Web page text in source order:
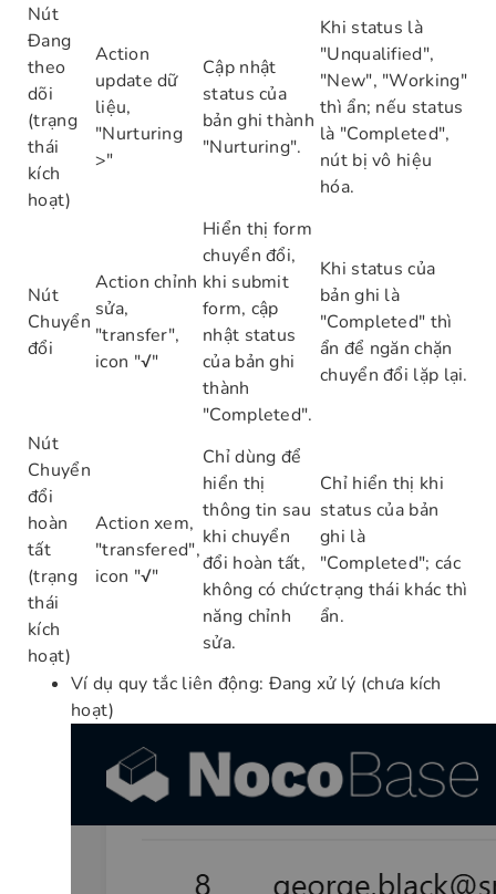
Nút
Đang
theo
dõi
(trạng
thái
kích
hoạt)
Action
update dữ
liệu,
"Nurturing
>"
Cập nhật
status của
bản ghi thành
"Nurturing".
Khi status là
"Unqualified",
"New", "Working"
thì ẩn; nếu status
là "Completed",
nút bị vô hiệu
hóa.
Nút
Chuyển
đổi
Action chỉnh
sửa,
"transfer",
icon "√"
Hiển thị form
chuyển đổi,
khi submit
form, cập
nhật status
của bản ghi
thành
"Completed".
Khi status của
bản ghi là
"Completed" thì
ẩn để ngăn chặn
chuyển đổi lặp lại.
Nút
Chuyển
đổi
hoàn
tất
(trạng
thái
kích
hoạt)
Action xem,
"transfered",
icon "√"
Chỉ dùng để
hiển thị
thông tin sau
khi chuyển
đổi hoàn tất,
không có chức
năng chỉnh
sửa.
Chỉ hiển thị khi
status của bản
ghi là
"Completed"; các
trạng thái khác thì
ẩn.
Ví dụ quy tắc liên động: Đang xử lý (chưa kích
hoạt)